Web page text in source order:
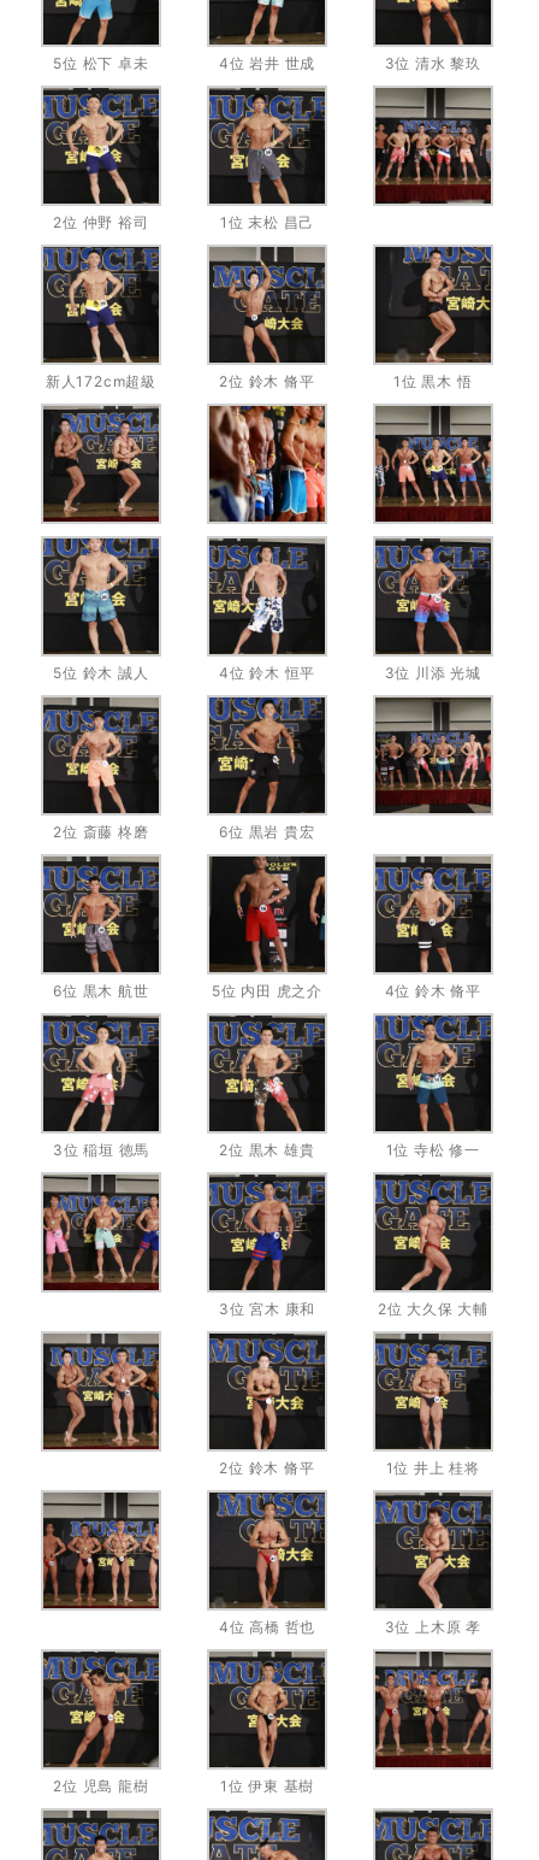
5位 松下 卓未 4位 岩井 世成 3位 清水 黎玖
2位 仲野 裕司 1位 末松 昌己
新人172cm超級 2位 鈴木 脩平 1位 黒木 悟
5位 鈴木 誠人 4位 鈴木 恒平 3位 川添 光城
2位 斎藤 柊磨 6位 黒岩 貴宏
6位 黒木 航世 5位 内田 虎之介 4位 鈴木 脩平
3位 稲垣 徳馬 2位 黒木 雄貴 1位 寺松 修一
3位 宮木 康和 2位 大久保 大輔
2位 鈴木 脩平 1位 井上 桂将
4位 高橋 哲也 3位 上木原 孝
2位 児島 龍樹 1位 伊東 基樹